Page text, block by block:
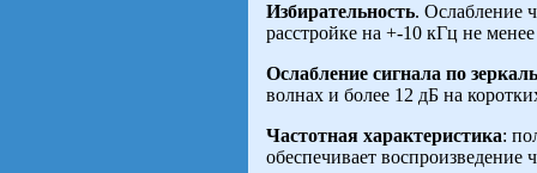
Избирательность. Ослабление
расстройке на +-10 кГц не
Ослабление сигнала по
волнах и более 12 дБ на
Частотная характеристика:
обеспечивает воспроизведение